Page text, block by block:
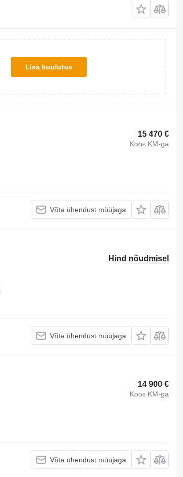
Lisa kuulutus
15 470 €
Koos KM-ga
Võta ühendust müüjaga
Hind nõudmisel
Võta ühendust müüjaga
14 900 €
Koos KM-ga
Võta ühendust müüjaga